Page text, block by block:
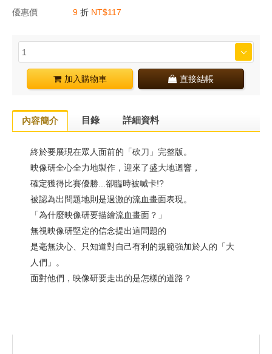
優惠價
9 折 NT$117
加入購物車 直接結帳
內容簡介 目錄 詳細資料
終於要展現在眾人面前的「砍刀」完整版。
映像研全心全力地製作，迎來了盛大地迴響，
確定獲得比賽優勝...卻臨時被喊卡!?
被認為出問題地則是過激的流血畫面表現。
「為什麼映像研要描繪流血畫面？」
無視映像研堅定的信念提出這問題的
是毫無決心、只知道對自己有利的規範強加於人的「大
人們」。
面對他們，映像研要走出的是怎樣的道路？